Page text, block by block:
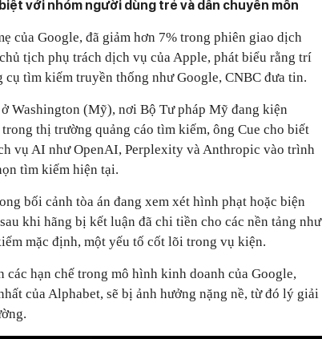
với nhóm người dùng trẻ và dân chuyên môn
của Google, đã giảm hơn 7% trong phiên giao dịch
tịch phụ trách dịch vụ của Apple, phát biểu rằng trí
cụ tìm kiếm truyền thống như Google, CNBC đưa tin.
Washington (Mỹ), nơi Bộ Tư pháp Mỹ đang kiện
thị trường quảng cáo tìm kiếm, ông Cue cho biết
vụ AI như OpenAI, Perplexity và Anthropic vào trình
tìm kiếm hiện tại.
bối cảnh tòa án đang xem xét hình phạt hoặc biện
khi hãng bị kết luận đã chi tiền cho các nền tảng như
mặc định, một yếu tố cốt lõi trong vụ kiện.
các hạn chế trong mô hình kinh doanh của Google,
của Alphabet, sẽ bị ảnh hưởng nặng nề, từ đó lý giải